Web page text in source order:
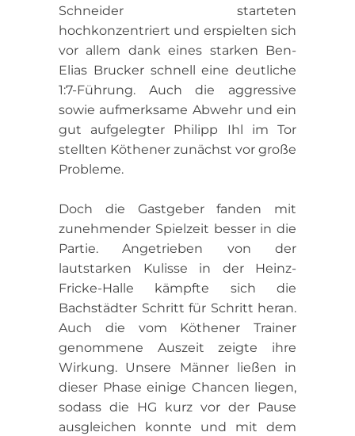
Schneider starteten
hochkonzentriert und erspielten sich
vor allem dank eines starken Ben-
Elias Brucker schnell eine deutliche
1:7-Führung. Auch die aggressive
sowie aufmerksame Abwehr und ein
gut aufgelegter Philipp Ihl im Tor
stellten Köthener zunächst vor große
Probleme.
Doch die Gastgeber fanden mit
zunehmender Spielzeit besser in die
Partie. Angetrieben von der
lautstarken Kulisse in der Heinz-
Fricke-Halle kämpfte sich die
Bachstädter Schritt für Schritt heran.
Auch die vom Köthener Trainer
genommene Auszeit zeigte ihre
Wirkung. Unsere Männer ließen in
dieser Phase einige Chancen liegen,
sodass die HG kurz vor der Pause
ausgleichen konnte und mit dem